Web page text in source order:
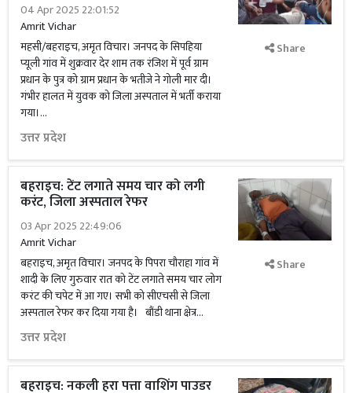
04 Apr 2025 22:01:52
Amrit Vichar
महसी/बहराइच, अमृत विचार। जनपद के सिपहिया
प्यूली गांव में शुक्रवार देर शाम तक रंजिश में पूर्व ग्राम
प्रधान के पुत्र को ग्राम प्रधान के भतीजे ने गोली मार दी।
गंभीर हालत में युवक को जिला अस्पताल में भर्ती कराया
गया।...
उत्तर प्रदेश
Share
बहराइच: टेंट लगाते समय चार को लगी
करंट, जिला अस्पताल रेफर
03 Apr 2025 22:49:06
Amrit Vichar
बहराइच, अमृत विचार। जनपद के पिपरा चौराहा गांव में
शादी के लिए गुरुवार रात को टेंट लगाते समय चार लोग
करंट की चपेट में आ गए। सभी को सीएचसी से जिला
अस्पताल रेफर कर दिया गया है। बौंडी थाना क्षेत्र...
उत्तर प्रदेश
Share
बहराइच: नकली हरा पत्ता वाशिंग पाउडर